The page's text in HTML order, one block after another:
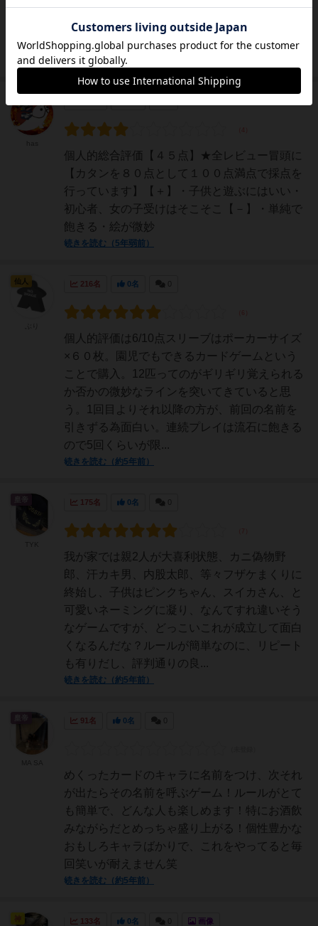
パーティーゲームとしてこれ以上ない完成度の
鉄板名作。知り合い同士で遊ぶと100%盛り上
がります。ボードゲーム...
続きを読む（4年以上前）
個人的総合評価【４５点】★全レビュー冒頭に
【カタンを８０点として１００点満点で採点を
行っています】【＋】・子供と遊ぶにはいい・
初心者、女の子受けはそこそこ【－】・単純で
飽きる・絵が微妙
続きを読む（5年弱前）
216名 0名
個人的評価は6/10点スリーブはポーカーサイズ
×６０枚。園児でもできるカードゲームという
ことで購入。12匹ってのがギリギリ覚えられる
か否かの微妙なラインを突いてきていると思
う。1回目よりそれ以降の方が、前回の名前を
引きずる為面白い。連続プレイは流石に飽きる
ので5回くらいが限...
続きを読む（約5年前）
仙人
175名 0名
我が家では親2人が大喜利状態、カニ偽物野
郎、汗カキ男、内股太郎、等々フザケまくりに
終始し、子供はピンクちゃん、スイカさん、と
可愛いネーミングに凝り、なんてすれ違いそう
なゲームですが、どっこいこれが成立して面白
くなるんだな？ルールが簡単なのに、リピート
も有りだし、評判通りの良...
続きを読む（約5年前）
91名 0名
めくったカードのキャラに名前をつけ、次それ
が出たらその名前を呼ぶゲーム！ルールがとて
も簡単で、どんな人も楽しめます！特にお酒飲
みながらだとめっちゃ盛り上がる！個性豊かな
おもしろキャラばかりで、これをやってると毎
回笑いが耐えません笑
続きを読む（約5年前）
133名 0名 画像
神